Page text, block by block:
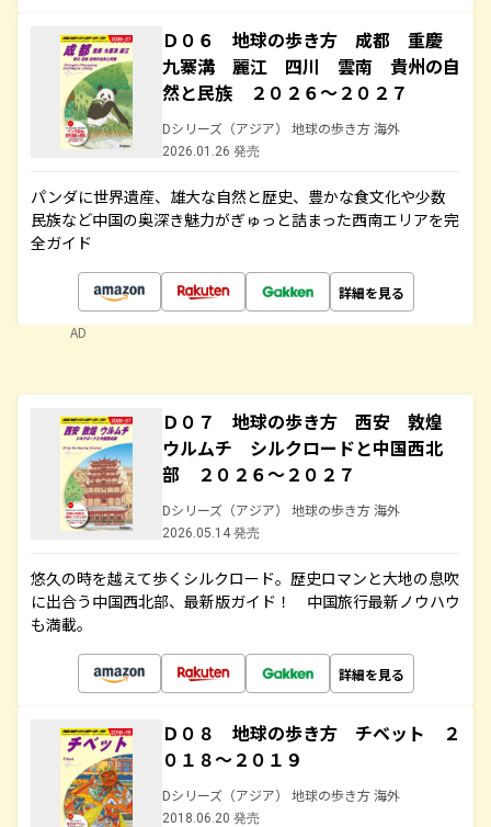
Ｄ０６ 地球の歩き方 成都 重慶
九寨溝 麗江 四川 雲南 貴州の自
然と民族 ２０２６～２０２７
Dシリーズ（アジア） 地球の歩き方 海外
2026.01.26 発売
パンダに世界遺産、雄大な自然と歴史、豊かな食文化や少数
民族など中国の奥深き魅力がぎゅっと詰まった西南エリアを完
全ガイド
詳細を見る
AD
Ｄ０７ 地球の歩き方 西安 敦煌
ウルムチ シルクロードと中国西北
部 ２０２６～２０２７
Dシリーズ（アジア） 地球の歩き方 海外
2026.05.14 発売
悠久の時を越えて歩くシルクロード。歴史ロマンと大地の息吹
に出合う中国西北部、最新版ガイド！ 中国旅行最新ノウハウ
も満載。
詳細を見る
Ｄ０８ 地球の歩き方 チベット ２
０１８～２０１９
Dシリーズ（アジア） 地球の歩き方 海外
2018.06.20 発売